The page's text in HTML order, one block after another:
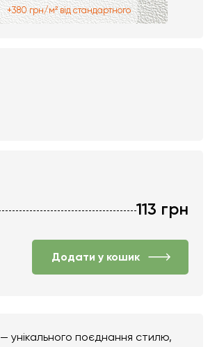
+380 грн/м² від стандартного
113 грн
Додати у кошик
унікального поєднання стилю,